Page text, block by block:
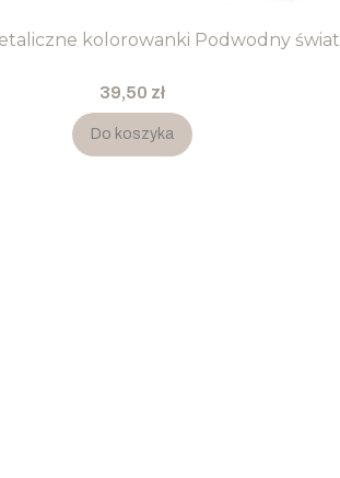
kolorowanki Podwodny świat
Cena
39,50 zł
Do koszyka